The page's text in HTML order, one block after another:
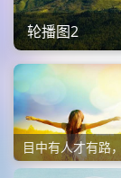
轮播图2